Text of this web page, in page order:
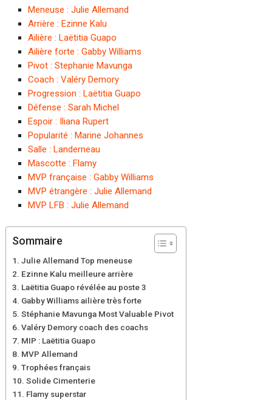
Meneuse : Julie Allemand
Arrière : Ezinne Kalu
Ailière : Laëtitia Guapo
Ailière forte : Gabby Williams
Pivot : Stephanie Mavunga
Coach : Valéry Demory
Progression : Laëtitia Guapo
Défense : Sarah Michel
Espoir : Iliana Rupert
Popularité : Marine Johannes
Salle : Landerneau
Mascotte : Flamy
MVP française : Gabby Williams
MVP étrangère : Julie Allemand
MVP LFB : Julie Allemand
Sommaire
Julie Allemand Top meneuse
Ezinne Kalu meilleure arrière
Laëtitia Guapo révélée au poste 3
Gabby Williams ailière très forte
Stéphanie Mavunga Most Valuable Pivot
Valéry Demory coach des coachs
MIP : Laëtitia Guapo
MVP Allemand
Trophées français
Solide Cimenterie
Flamy superstar